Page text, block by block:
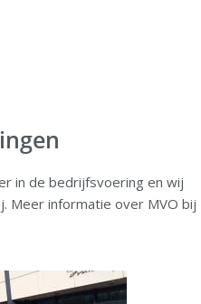
in de bedrijfsvoering en wij
Meer informatie over MVO bij